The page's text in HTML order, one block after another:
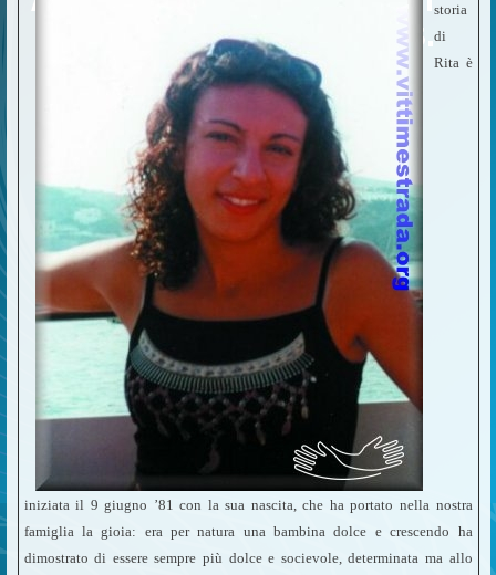
storia
di
Rita è
iniziata il 9 giugno ’81 con la sua nascita, che ha portato nella nostra
famiglia la gioia: era per natura una bambina dolce e crescendo ha
dimostrato di essere sempre più dolce e socievole, determinata ma allo